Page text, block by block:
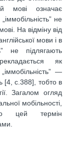
мові означає
не
На відміну від
мови і в
не підля­гають
як
—
[4, с.388], тобто в
Загалом огляд
мобільності,
цей термін